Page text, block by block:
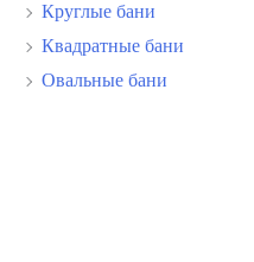
Круглые бани
Квадратные бани
Овальные бани